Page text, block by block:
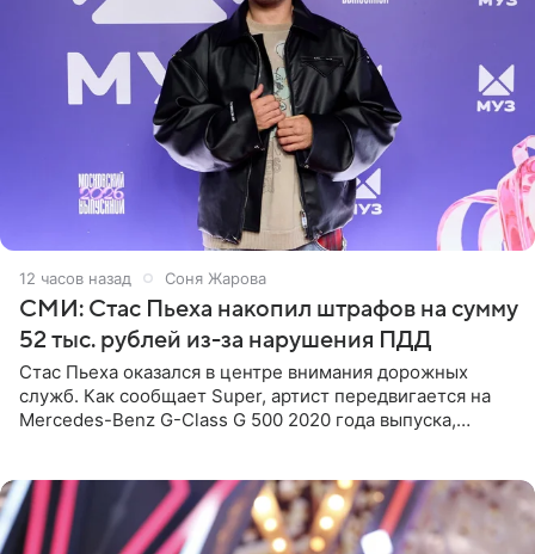
12 часов назад Соня Жарова
СМИ: Стас Пьеха накопил штрафов на сумму
52 тыс. рублей из-за нарушения ПДД
Стас Пьеха оказался в центре внимания дорожных
служб. Как сообщает Super, артист передвигается на
Mercedes-Benz G-Class G 500 2020 года выпуска,